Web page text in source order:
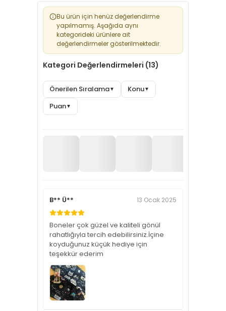
Bu ürün için henüz değerlendirme
yapılmamış. Aşağıda aynı
kategorideki ürünlere ait
değerlendirmeler gösterilmektedir.
Kategori Değerlendirmeleri (13)
Önerilen Sıralama▼ Konu▼
Puan▼
B** Ü** 13 Ocak 2025
Boneler çok güzel ve kaliteli gönül
rahatlığıyla tercih edebilirsiniz.İçine
koyduğunuz küçük hediye için
teşekkür ederim